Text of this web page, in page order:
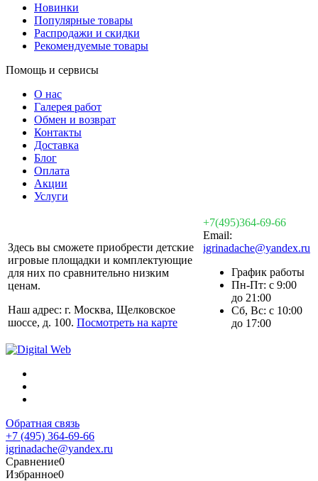
Новинки
Популярные товары
Распродажи и скидки
Рекомендуемые товары
Помощь и сервисы
О нас
Галерея работ
Обмен и возврат
Контакты
Доставка
Блог
Оплата
Акции
Услуги
Здесь вы сможете приобрести детские
игровые площадки и комплектующие
для них по сравнительно низким
ценам.
Наш адрес: г. Москва, Щелковское
шоссе, д. 100. Посмотреть на карте
+7(495)364-69-66
Email:
igrinadache@yandex.ru
График работы
Пн-Пт: с 9:00
до 21:00
Сб, Вс: с 10:00
до 17:00
Обратная связь
+7 (495) 364-69-66
igrinadache@yandex.ru
Сравнение0
Избранное0